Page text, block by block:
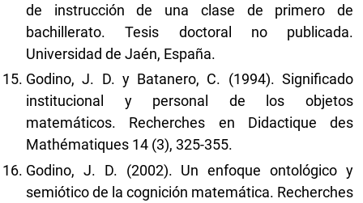
de instrucción de una clase de primero de
bachillerato. Tesis doctoral no publicada.
Universidad de Jaén, España.
Godino, J. D. y Batanero, C. (1994). Significado
institucional y personal de los objetos
matemáticos. Recherches en Didactique des
Mathématiques 14 (3), 325-355.
Godino, J. D. (2002). Un enfoque ontológico y
semiótico de la cognición matemática. Recherches